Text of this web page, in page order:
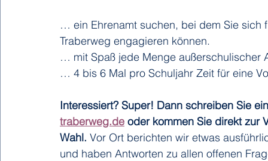
… ein Ehrenamt suchen, bei dem Sie
Traberweg engagieren können.
… mit Spaß jede Menge außerschulischer
… 4 bis 6 Mal pro Schuljahr Zeit für eine
Interessiert? Super! Dann schreiben Sie
traberweg.de oder kommen Sie direkt zur
Wahl. Vor Ort berichten wir etwas
und haben Antworten zu allen offenen